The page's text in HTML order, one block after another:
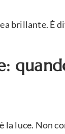
brillante. È
la luce. Non